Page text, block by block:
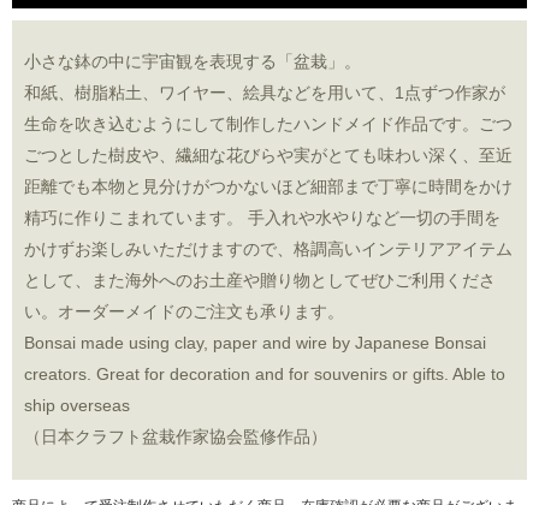
小さな鉢の中に宇宙観を表現する「盆栽」。
和紙、樹脂粘土、ワイヤー、絵具などを用いて、1点ずつ作家が
生命を吹き込むようにして制作したハンドメイド作品です。ごつ
ごつとした樹皮や、繊細な花びらや実がとても味わい深く、至近
距離でも本物と見分けがつかないほど細部まで丁寧に時間をかけ
精巧に作りこまれています。 手入れや水やりなど一切の手間を
かけずお楽しみいただけますので、格調高いインテリアアイテム
として、また海外へのお土産や贈り物としてぜひご利用くださ
い。オーダーメイドのご注文も承ります。
Bonsai made using clay, paper and wire by Japanese Bonsai
creators. Great for decoration and for souvenirs or gifts. Able to
ship overseas
（日本クラフト盆栽作家協会監修作品）